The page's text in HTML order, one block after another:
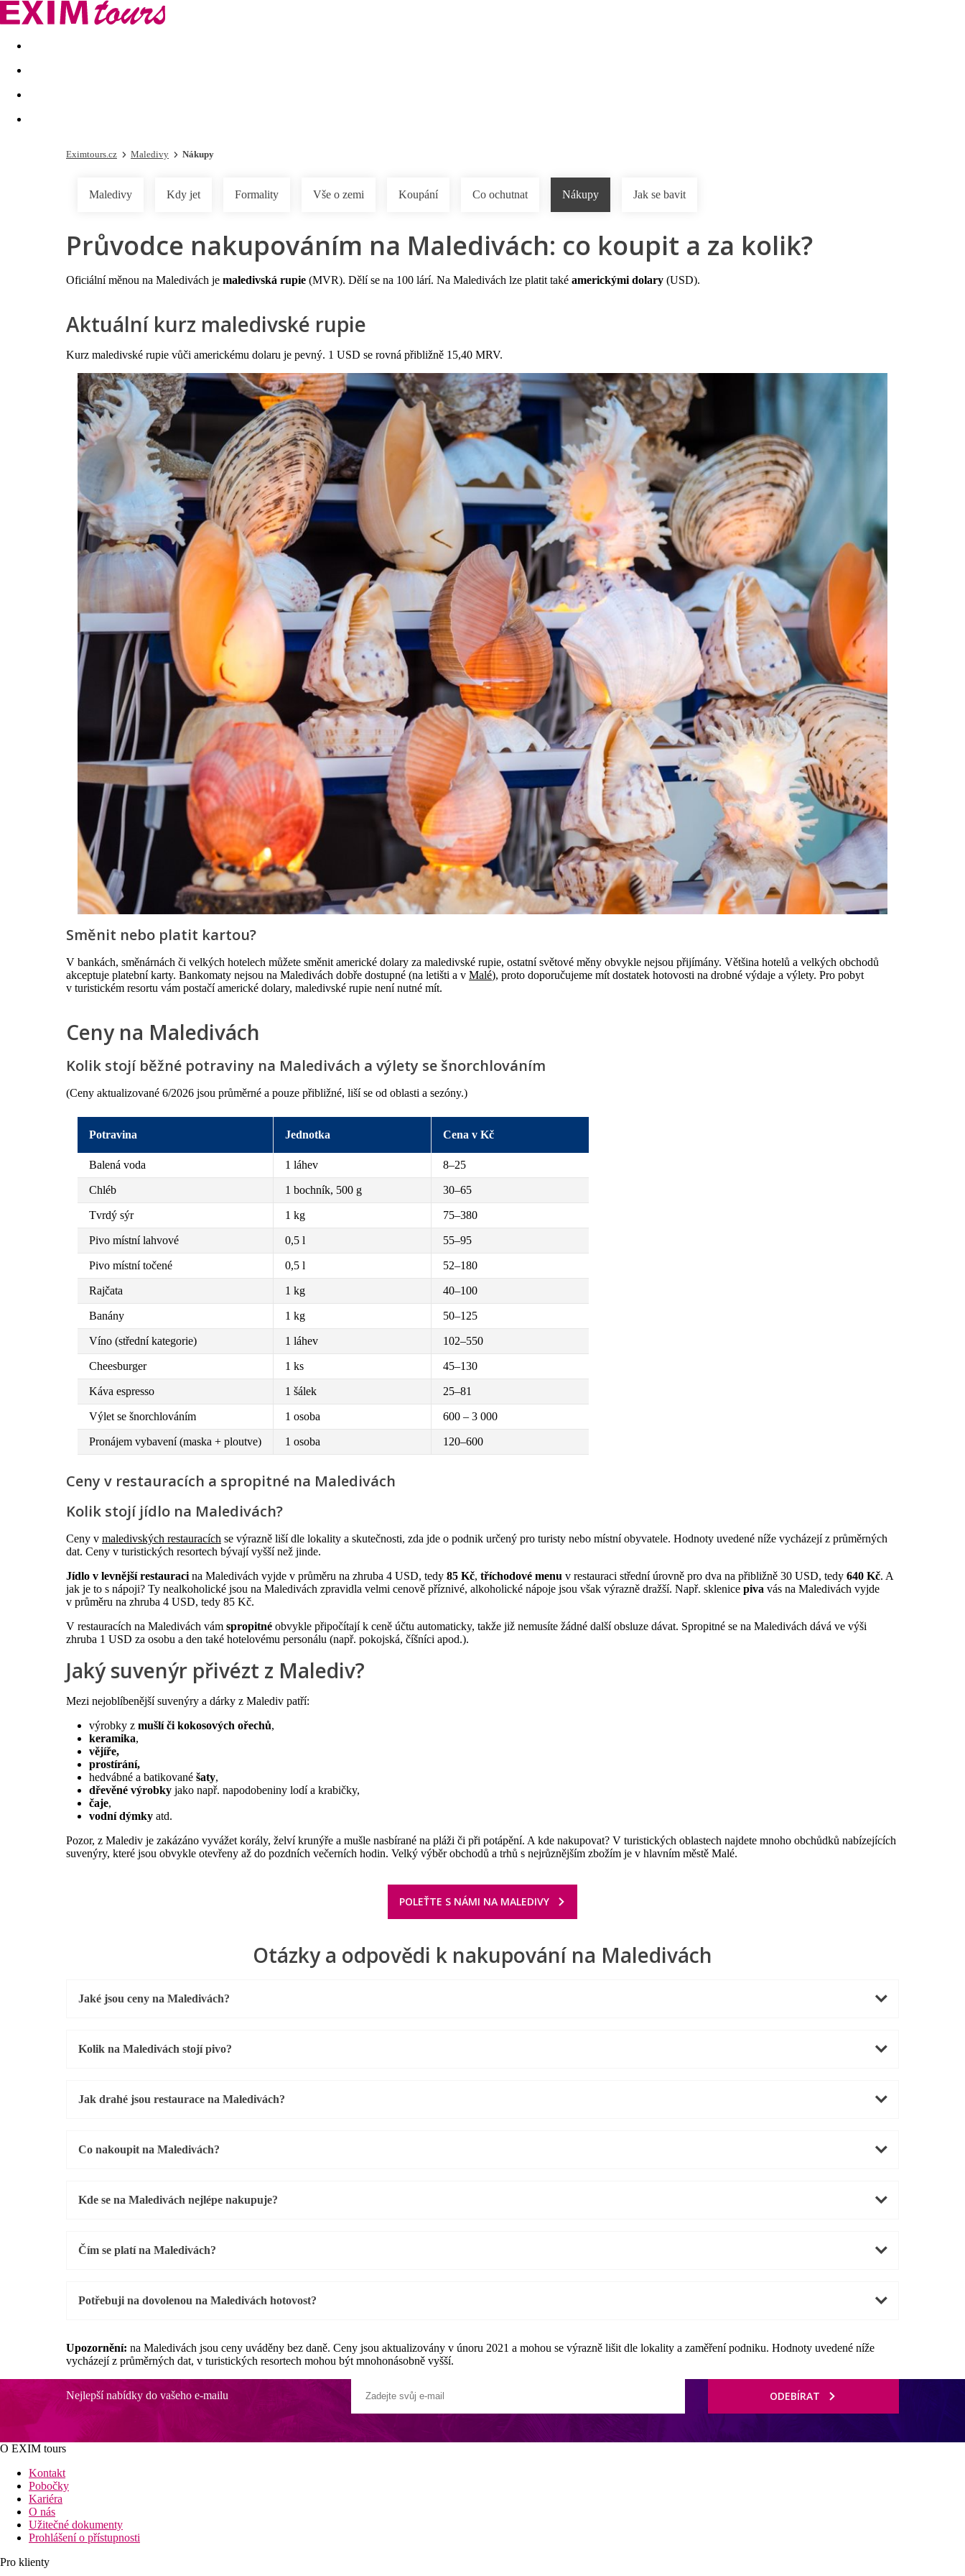
Akční nabídky Last minute
Eximtours.cz Maledivy Nákupy
Maledivy Kdy jet Formality Vše o zemi Koupání Co ochutnat Nákupy Jak se bavit
Průvodce nakupováním na Maledivách: co koupit a za kolik?
Oficiální měnou na Maledivách je maledivská rupie (MVR). Dělí se na 100 lárí. Na Maledivách lze platit také americkými dolary (USD).
Aktuální kurz maledivské rupie
Kurz maledivské rupie vůči americkému dolaru je pevný. 1 USD se rovná přibližně 15,40 MRV.
Směnit nebo platit kartou?
V bankách, směnárnách či velkých hotelech můžete směnit americké dolary za maledivské rupie, ostatní světové měny obvykle nejsou přijímány. Většina hotelů a velkých obchodů
akceptuje platební karty. Bankomaty nejsou na Maledivách dobře dostupné (na letišti a v Malé), proto doporučujeme mít dostatek hotovosti na drobné výdaje a výlety. Pro pobyt
v turistickém resortu vám postačí americké dolary, maledivské rupie není nutné mít.
Ceny na Maledivách
Kolik stojí běžné potraviny na Maledivách a výlety se šnorchlováním
(Ceny aktualizované 6/2026 jsou průměrné a pouze přibližné, liší se od oblasti a sezóny.)
Potravina Jednotka Cena v Kč
Balená voda 1 láhev 8–25
Chléb 1 bochník, 500 g 30–65
Tvrdý sýr 1 kg 75–380
Pivo místní lahvové 0,5 l 55–95
Pivo místní točené 0,5 l 52–180
Rajčata 1 kg 40–100
Banány 1 kg 50–125
Víno (střední kategorie) 1 láhev 102–550
Cheesburger 1 ks 45–130
Káva espresso 1 šálek 25–81
Výlet se šnorchlováním 1 osoba 600 – 3 000
Pronájem vybavení (maska + ploutve) 1 osoba 120–600
Ceny v restauracích a spropitné na Maledivách
Kolik stojí jídlo na Maledivách?
Ceny v maledivských restauracích se výrazně liší dle lokality a skutečnosti, zda jde o podnik určený pro turisty nebo místní obyvatele. Hodnoty uvedené níže vycházejí z průměrných
dat. Ceny v turistických resortech bývají vyšší než jinde.
Jídlo v levnější restauraci na Maledivách vyjde v průměru na zhruba 4 USD, tedy 85 Kč, tříchodové menu v restauraci střední úrovně pro dva na přibližně 30 USD, tedy 640 Kč. A
jak je to s nápoji? Ty nealkoholické jsou na Maledivách zpravidla velmi cenově příznivé, alkoholické nápoje jsou však výrazně dražší. Např. sklenice piva vás na Maledivách vyjde
v průměru na zhruba 4 USD, tedy 85 Kč.
V restauracích na Maledivách vám spropitné obvykle připočítají k ceně účtu automaticky, takže již nemusíte žádné další obsluze dávat. Spropitné se na Maledivách dává ve výši
zhruba 1 USD za osobu a den také hotelovému personálu (např. pokojská, číšníci apod.).
Jaký suvenýr přivézt z Malediv?
Mezi nejoblíbenější suvenýry a dárky z Malediv patří:
výrobky z mušlí či kokosových ořechů,
keramika,
vějíře,
prostírání,
hedvábné a batikované šaty,
dřevěné výrobky jako např. napodobeniny lodí a krabičky,
čaje,
vodní dýmky atd.
Pozor, z Malediv je zakázáno vyvážet korály, želví krunýře a mušle nasbírané na pláži či při potápění. A kde nakupovat? V turistických oblastech najdete mnoho obchůdků nabízejících
suvenýry, které jsou obvykle otevřeny až do pozdních večerních hodin. Velký výběr obchodů a trhů s nejrůznějším zbožím je v hlavním městě Malé.
POLEŤTE S NÁMI NA MALEDIVY
Otázky a odpovědi k nakupování na Maledivách
Jaké jsou ceny na Maledivách?
Kolik na Maledivách stojí pivo?
Jak drahé jsou restaurace na Maledivách?
Co nakoupit na Maledivách?
Kde se na Maledivách nejlépe nakupuje?
Čím se platí na Maledivách?
Potřebuji na dovolenou na Maledivách hotovost?
Upozornění: na Maledivách jsou ceny uváděny bez daně. Ceny jsou aktualizovány v únoru 2021 a mohou se výrazně lišit dle lokality a zaměření podniku. Hodnoty uvedené níže
vycházejí z průměrných dat, v turistických resortech mohou být mnohonásobně vyšší.
Nejlepší nabídky do vašeho e-mailu ODEBÍRAT
O EXIM tours
Kontakt
Pobočky
Kariéra
O nás
Užitečné dokumenty
Prohlášení o přístupnosti
Pro klienty